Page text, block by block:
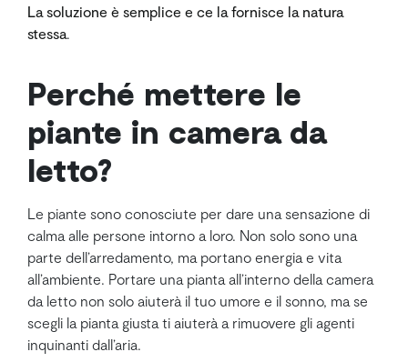
La soluzione è semplice e ce la fornisce la natura
stessa.
Perché mettere le
piante in camera da
letto?
Le piante sono conosciute per dare una sensazione di
calma alle persone intorno a loro. Non solo sono una
parte dell’arredamento, ma portano energia e vita
all’ambiente. Portare una pianta all’interno della camera
da letto non solo aiuterà il tuo umore e il sonno, ma se
scegli la pianta giusta ti aiuterà a rimuovere gli agenti
inquinanti dall’aria.